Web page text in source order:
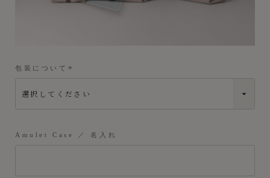
包装について
須
Amulet Case ／ 名入れ